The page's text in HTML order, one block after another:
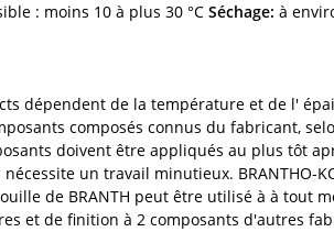
: moins 10 à plus 30 °C Séchage: à
dépendent de la température et de l'
composés connus du fabricant,
doivent être appliqués au plus tôt
un travail minutieux. BRANTHO-
de BRANTH peut être utilisé à à tout
et de finition à 2 composants d'autres